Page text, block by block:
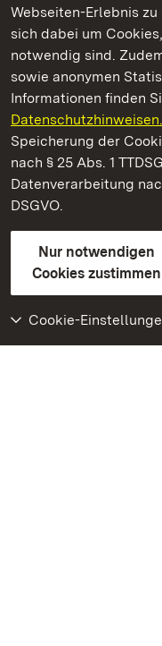
Webseiten-Erlebnis
sich dabei um
notwendig sind.
sowie anonymen
Informationen finden
Datenschutzhinweisen.
Speicherung der
nach § 25 Abs. 1
Datenverarbeitung
DSGVO.
Nur notwendigen
Cookies zustimmen
Cookie-
Kommen. Staunen.
Staatliche Schlösser und
Staatliche Schlösser
Kontakt
Gebärdensprache
Erklärung zur
BITV-konform
Weiteres